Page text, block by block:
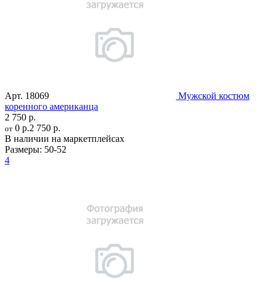
Арт. 18069
Мужской костюм
коренного американца
2 750 р.
от 0 р.2 750 р.
В наличии на маркетплейсах
Размеры: 50-52
4